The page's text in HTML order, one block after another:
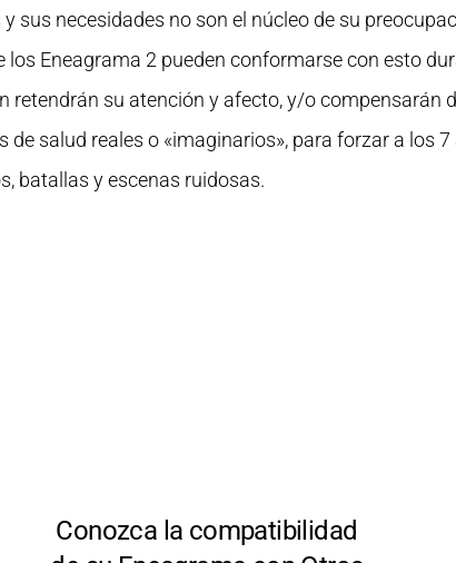
sus necesidades no son el núcleo de su
Eneagrama 2 pueden conformarse con esto
retendrán su atención y afecto, y/o compensarán
salud reales o «imaginarios», para forzar a los
batallas y escenas ruidosas.
Conozca la compatibilidad